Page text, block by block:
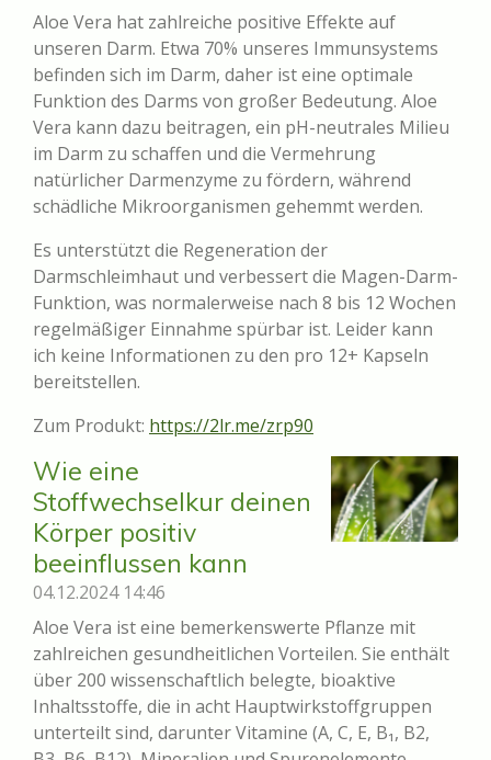
Aloe Vera hat zahlreiche positive Effekte auf
unseren Darm. Etwa 70% unseres Immunsystems
befinden sich im Darm, daher ist eine optimale
Funktion des Darms von großer Bedeutung. Aloe
Vera kann dazu beitragen, ein pH-neutrales Milieu
im Darm zu schaffen und die Vermehrung
natürlicher Darmenzyme zu fördern, während
schädliche Mikroorganismen gehemmt werden.
Es unterstützt die Regeneration der
Darmschleimhaut und verbessert die Magen-Darm-
Funktion, was normalerweise nach 8 bis 12 Wochen
regelmäßiger Einnahme spürbar ist. Leider kann
ich keine Informationen zu den pro 12+ Kapseln
bereitstellen.
Zum Produkt: https://2lr.me/zrp90
Wie eine
Stoffwechselkur deinen
Körper positiv
beeinflussen kann
04.12.2024 14:46
Aloe Vera ist eine bemerkenswerte Pflanze mit
zahlreichen gesundheitlichen Vorteilen. Sie enthält
über 200 wissenschaftlich belegte, bioaktive
Inhaltsstoffe, die in acht Hauptwirkstoffgruppen
unterteilt sind, darunter Vitamine (A, C, E, B₁, B2,